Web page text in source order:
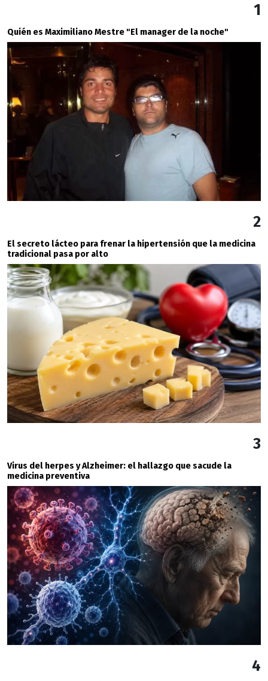
1
Quién es Maximiliano Mestre "El manager de la noche"
2
El secreto lácteo para frenar la hipertensión que la medicina
tradicional pasa por alto
3
Virus del herpes y Alzheimer: el hallazgo que sacude la
medicina preventiva
4